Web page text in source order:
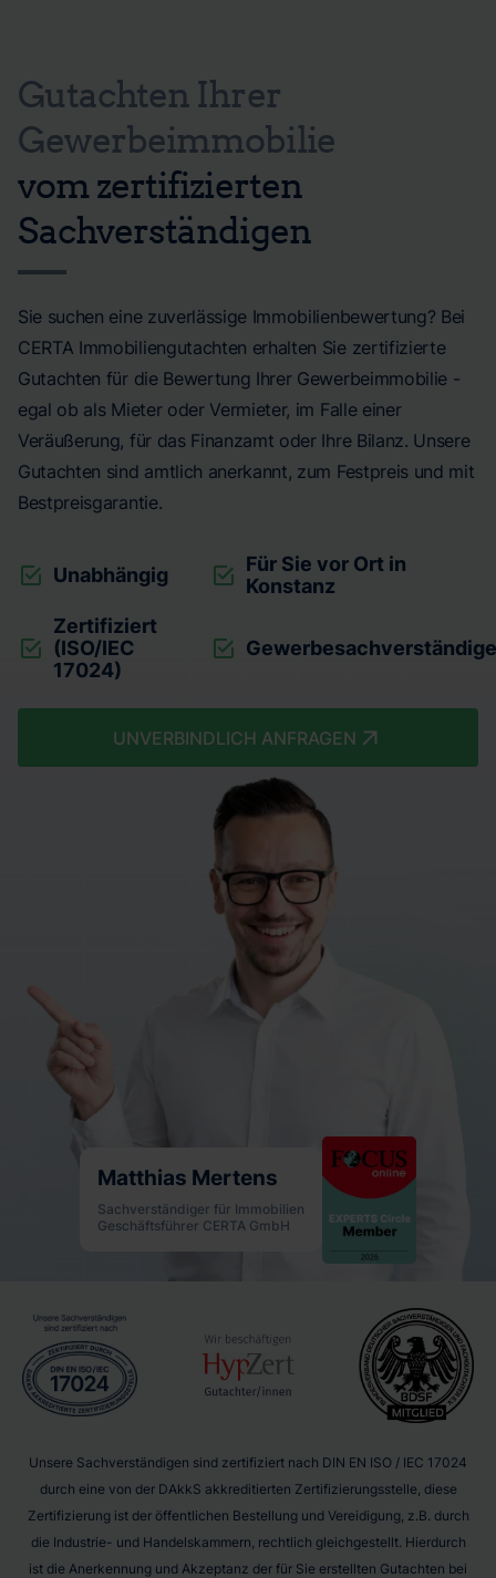
Gutachten Ihrer
Gewerbeimmobilie
vom zertifizierten
Sachverständigen
Sie suchen eine zuverlässige Immobilienbewertung? Bei
CERTA Immobiliengutachten erhalten Sie zertifizierte
Gutachten für die Bewertung Ihrer Gewerbeimmobilie -
egal ob als Mieter oder Vermieter, im Falle einer
Veräußerung, für das Finanzamt oder Ihre Bilanz. Unsere
Gutachten sind amtlich anerkannt, zum Festpreis und mit
Bestpreisgarantie.
Unabhängig
Für Sie vor Ort in
Konstanz
Zertifiziert
(ISO/IEC
17024)
UNVERBINDLICH ANFRAGEN
Matthias Mertens
Sachverständiger für Immobilien
Geschäftsführer CERTA GmbH
Unsere Sachverständigen sind zertifiziert nach DIN EN ISO / IEC 17024
durch eine von der DAkkS akkreditierten Zertifizierungsstelle, diese
Zertifizierung ist der öffentlichen Bestellung und Vereidigung, z.B. durch
die Industrie- und Handelskammern, rechtlich gleichgestellt. Hierdurch
ist die Anerkennung und Akzeptanz der für Sie erstellten Gutachten bei